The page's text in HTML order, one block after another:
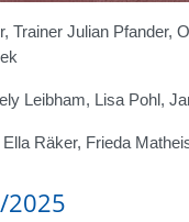
Trainer Julian Pfander,
Leibham, Lisa Pohl,
Räker, Frieda
2025